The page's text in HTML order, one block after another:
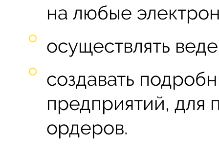
на любые
осуществлять
создавать
предприятий, для
ордеров.